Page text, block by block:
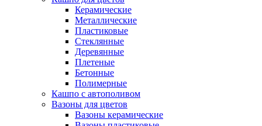
Керамические
Металлические
Пластиковые
Стеклянные
Деревянные
Плетеные
Бетонные
Полимерные
Кашпо с автополивом
Вазоны для цветов
Вазоны керамические